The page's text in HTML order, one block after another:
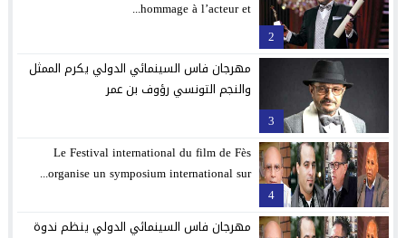
2
hommage à l’acteur et...
3
مهرجان فاس السينمائي الدولي يكرم الممثل
والنجم التونسي رؤوف بن عمر
4
Le Festival international du film de Fès
organise un symposium international sur...
مهرجان فاس السينمائي الدولي ينظم ندوة